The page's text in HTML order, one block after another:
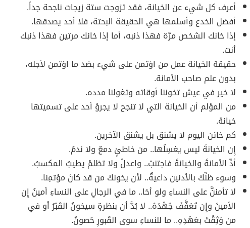
أعرف كل شيء عن الخيانة، فقد تزوجت ستة زيجات ناجحة جداً.
أفضل الخدع وأسلمها هي الحقيقة البحتة، فلا أحد يصدقها.
إذا خانك الشخص مرّة فهذا ذنبه، أما إذا خانك مرتين فهذا ذنبك
أنت.
حقيقة الخيانة عمل من اؤتمن على شيء بضد ما اؤتمن لأجله،
بدون علم صاحب الأمانة.
لا خير في عيش تخوننا أوقاته وتغولنا مدده.
من المؤلم أن الخيانة التي لا تنجح لا يجرؤ أحد على تسميتها
خيانة.
كم خائن اليوم لا يشنق بل يشنق الآخرين.
إِن الخيانةَ ليس يغسِلُها.. من خاطئٍ دمعٌ ولا ندمُ.
أدِّ الأمانةَ والخيانةَ فاجتنبْ.. واعدلْ ولا تظلمْ يطيبُ المكسبُ.
وسوء ظنِّكَ بالأدنين داعيةٌ.. لأن يخونكَ من قد كانَ مؤتمِنا.
لا تأمننَّ على النساءِ ولو أخا.. ما في الرجالِ على النساءِ أمينُ إِن
الأمينَ وإِن تَعَفَّفَ جُهْدَهُ.. لا بُدَّ أن بنظرةٍ سيخونُ القَبْرُ أو في
من وَثِقْتَ بعَهْدِهِ.. ما للنساءِ سوى القُبورِ حُصونُ.